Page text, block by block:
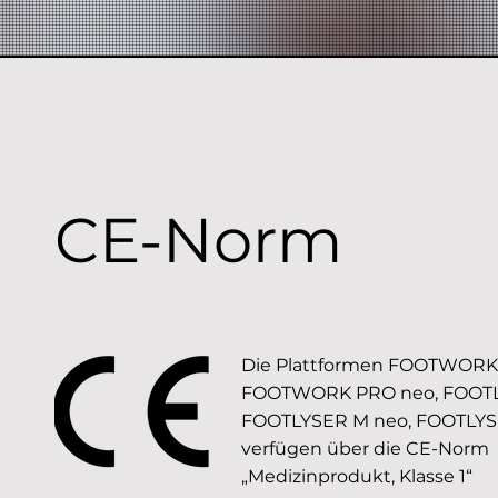
CE-Norm
Die Plattformen
FOOTWORK PRO neo,
FOOTLYSER M neo,
verfügen über die CE-Norm
„Medizinprodukt, Klasse 1“